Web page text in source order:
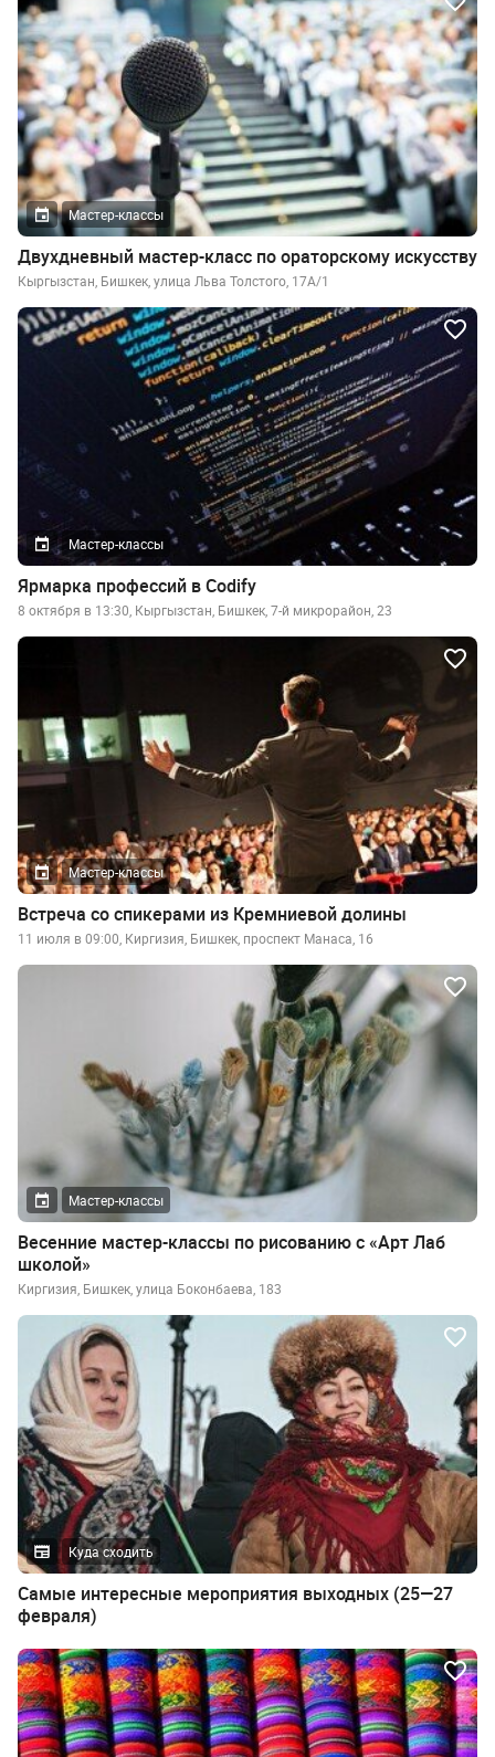
Мастер-классы
Двухдневный мастер-класс по ораторскому искусству
Кыргызстан, Бишкек, улица Льва Толстого, 17А/1
Мастер-классы
Ярмарка профессий в Codify
8 октября в 13:30, Кыргызстан, Бишкек, 7-й микрорайон, 23
Мастер-классы
Встреча со спикерами из Кремниевой долины
11 июля в 09:00, Киргизия, Бишкек, проспект Манаса, 16
Мастер-классы
Весенние мастер-классы по рисованию с «Арт Лаб
школой»
Киргизия, Бишкек, улица Боконбаева, 183
Куда сходить
Самые интересные мероприятия выходных (25—27
февраля)